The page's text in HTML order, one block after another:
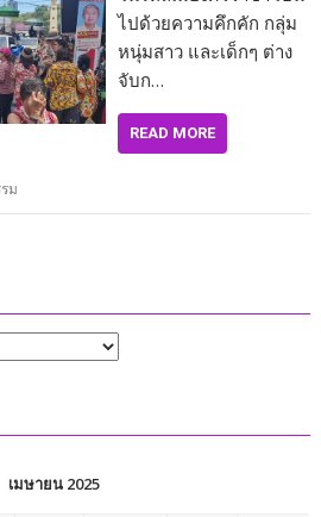
ไปด้วยความคึกคัก กลุ่ม
หนุ่มสาว และเด็กๆ ต่าง
จับก…
READ MORE
ม
เมษายน 2025